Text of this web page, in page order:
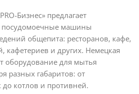
Бизнес» предлагает
посудомоечные машины
общепита: ресторанов, кафе,
кафетериев и других. Немецкая
оборудование для мытья
разных габаритов: от
котлов и противней.